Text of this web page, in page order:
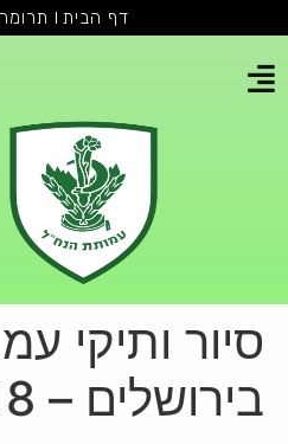
דף הבית תרומה
סיור ותיקי
בירושלים – 8.1.2018